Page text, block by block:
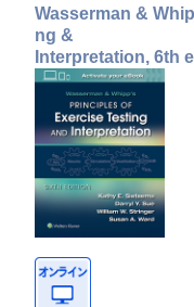
Wasserman &
ng &
Interpretation, 6th